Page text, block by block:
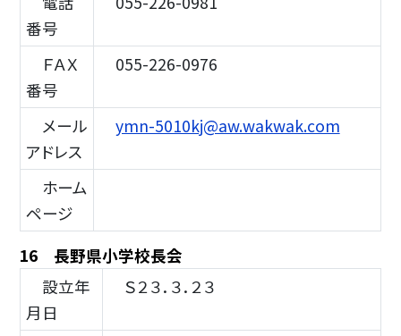
番号
ＦＡＸ
番号
055-226-0976
メール
アドレス
ymn-5010kj@aw.wakwak.com
ホーム
ページ
16 長野県小学校長会
設立年
月日
Ｓ２３．３．２３